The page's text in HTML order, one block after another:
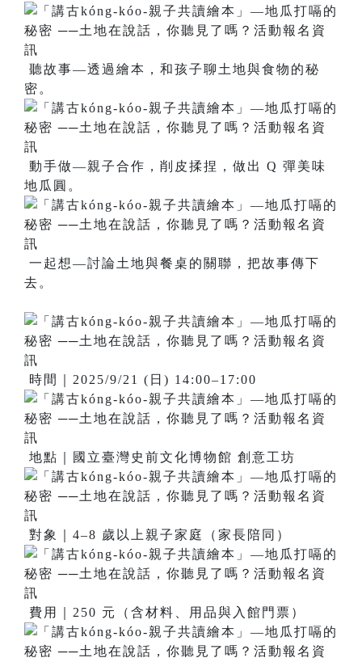
聽故事—透過繪本，和孩子聊土地與食物的秘
密。
動手做—親子合作，削皮揉捏，做出 Q 彈美味
地瓜圓。
一起想—討論土地與餐桌的關聯，把故事傳下
去。
時間｜2025/9/21 (日) 14:00–17:00
地點｜國立臺灣史前文化博物館 創意工坊
對象｜4–8 歲以上親子家庭（家長陪同）
費用｜250 元（含材料、用品與入館門票）